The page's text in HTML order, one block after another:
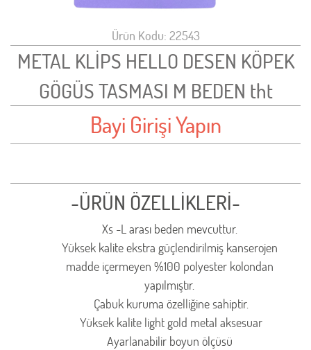
Ürün Kodu: 22543
METAL KLİPS HELLO DESEN KÖPEK
GÖGÜS TASMASI M BEDEN tht
Bayi Girişi Yapın
-ÜRÜN ÖZELLİKLERİ-
Xs -L arası beden mevcuttur.
Yüksek kalite ekstra güçlendirilmiş kanserojen
madde içermeyen %100 polyester kolondan
yapılmıştır.
Çabuk kuruma özelliğine sahiptir.
Yüksek kalite light gold metal aksesuar
Ayarlanabilir boyun ölçüsü